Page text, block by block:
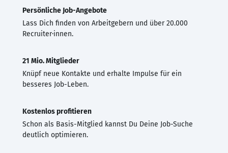
Persönliche Job-Angebote
Lass Dich finden von Arbeitgebern und über 20.000
Recruiter·innen.
21 Mio. Mitglieder
Knüpf neue Kontakte und erhalte Impulse für ein
besseres Job-Leben.
Kostenlos profitieren
Schon als Basis-Mitglied kannst Du Deine Job-Suche
deutlich optimieren.